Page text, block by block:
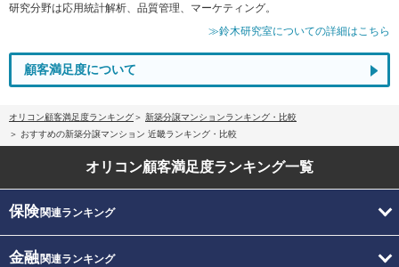
研究分野は応用統計解析、品質管理、マーケティング。
≫鈴木研究室についての詳細はこちら
顧客満足度について
オリコン顧客満足度ランキング
新築分譲マンションランキング・比較
おすすめの新築分譲マンション 近畿ランキング・比較
オリコン顧客満足度ランキング一覧
保険関連ランキング
金融関連ランキング